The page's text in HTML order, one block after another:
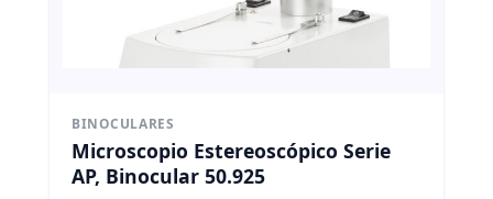
BINOCULARES
Microscopio Estereoscópico Serie
AP, Binocular 50.925